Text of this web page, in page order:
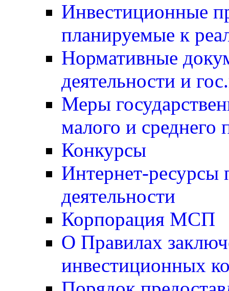
Инвестиционные
планируемые к
Нормативные
деятельности и
Меры
малого и среднего
Конкурсы
Интернет-ресурсы
деятельности
Корпорация МСП
О Правилах
инвестиционных